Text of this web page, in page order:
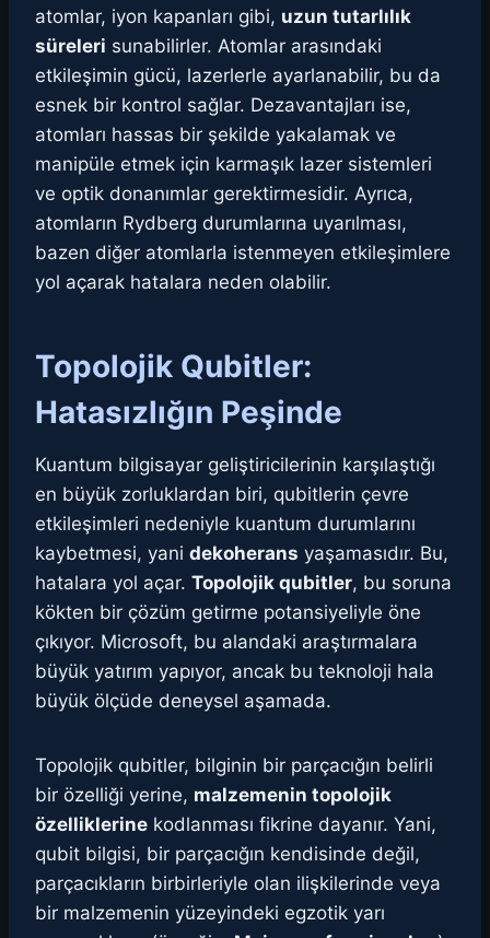
atomlar, iyon kapanları gibi, uzun tutarlılık
süreleri sunabilirler. Atomlar arasındaki
etkileşimin gücü, lazerlerle ayarlanabilir, bu da
esnek bir kontrol sağlar. Dezavantajları ise,
atomları hassas bir şekilde yakalamak ve
manipüle etmek için karmaşık lazer sistemleri
ve optik donanımlar gerektirmesidir. Ayrıca,
atomların Rydberg durumlarına uyarılması,
bazen diğer atomlarla istenmeyen etkileşimlere
yol açarak hatalara neden olabilir.
Topolojik Qubitler:
Hatasızlığın Peşinde
Kuantum bilgisayar geliştiricilerinin karşılaştığı
en büyük zorluklardan biri, qubitlerin çevre
etkileşimleri nedeniyle kuantum durumlarını
kaybetmesi, yani dekoherans yaşamasıdır. Bu,
hatalara yol açar. Topolojik qubitler, bu soruna
kökten bir çözüm getirme potansiyeliyle öne
çıkıyor. Microsoft, bu alandaki araştırmalara
büyük yatırım yapıyor, ancak bu teknoloji hala
büyük ölçüde deneysel aşamada.
Topolojik qubitler, bilginin bir parçacığın belirli
bir özelliği yerine, malzemenin topolojik
özelliklerine kodlanması fikrine dayanır. Yani,
qubit bilgisi, bir parçacığın kendisinde değil,
parçacıkların birbirleriyle olan ilişkilerinde veya
bir malzemenin yüzeyindeki egzotik yarı